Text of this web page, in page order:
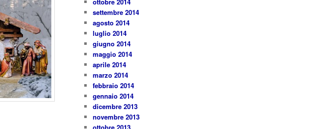
ottobre 2014
settembre 2014
agosto 2014
luglio 2014
giugno 2014
maggio 2014
aprile 2014
marzo 2014
febbraio 2014
gennaio 2014
dicembre 2013
novembre 2013